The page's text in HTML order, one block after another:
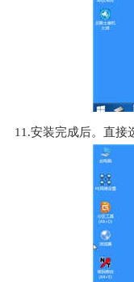
11.安装完成后。直接